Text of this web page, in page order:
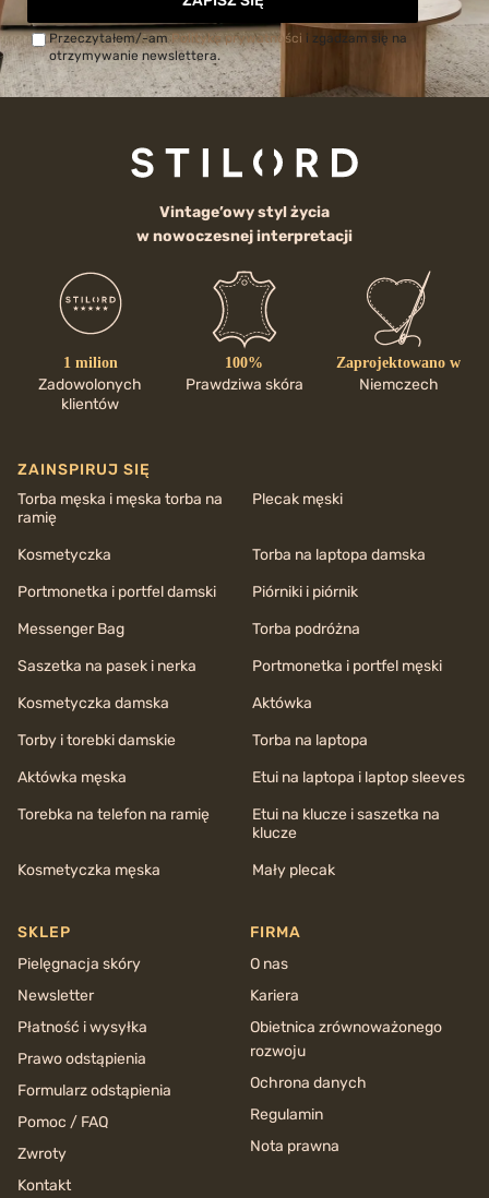
Przeczytałem/-amPolitykę prywatności i zgadzam się na
otrzymywanie newslettera.
Vintage’owy styl życia
w nowoczesnej interpretacji
1 milion
Zadowolonych
klientów
100%
Prawdziwa skóra
Zaprojektowano w
Niemczech
ZAINSPIRUJ SIĘ
Torba męska i męska torba na
ramię
Plecak męski
Kosmetyczka
Torba na laptopa damska
Portmonetka i portfel damski
Piórniki i piórnik
Messenger Bag
Torba podróżna
Saszetka na pasek i nerka
Portmonetka i portfel męski
Kosmetyczka damska
Aktówka
Torby i torebki damskie
Torba na laptopa
Aktówka męska
Etui na laptopa i laptop sleeves
Torebka na telefon na ramię
Etui na klucze i saszetka na
klucze
Kosmetyczka męska
Mały plecak
SKLEP
Pielęgnacja skóry
Newsletter
Płatność i wysyłka
Prawo odstąpienia
Formularz odstąpienia
Pomoc / FAQ
Zwroty
Kontakt
FIRMA
O nas
Kariera
Obietnica zrównoważonego
rozwoju
Ochrona danych
Regulamin
Nota prawna